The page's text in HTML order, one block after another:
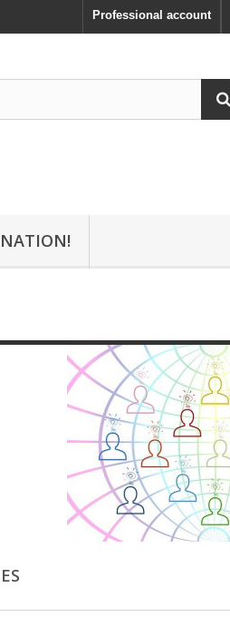
Professional account